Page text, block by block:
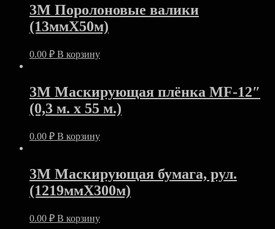
3M Поролоновые валики
(13ммХ50м)
0.00 ₽ В корзину
3M Маскирующая плёнка MF-12″
(0,3 м. х 55 м.)
0.00 ₽ В корзину
3M Маскирующая бумага, рул.
(1219ммХ300м)
0.00 ₽ В корзину